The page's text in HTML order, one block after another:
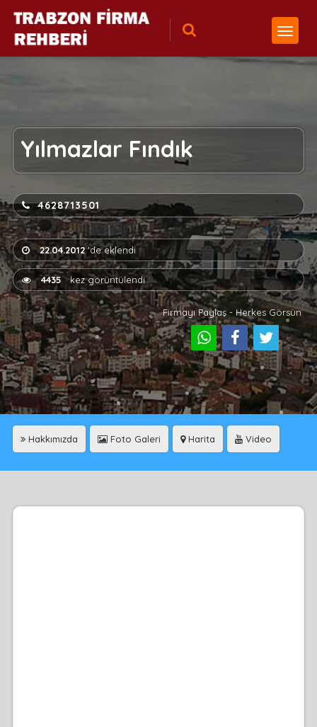
Yılmazlar Fındık
4628713501
22.04.2012'de eklendi
4435kez görüntülendi
Firmayı Paylaş - Herkes Görsün
Hakkımızda Foto Galeri Harita Video